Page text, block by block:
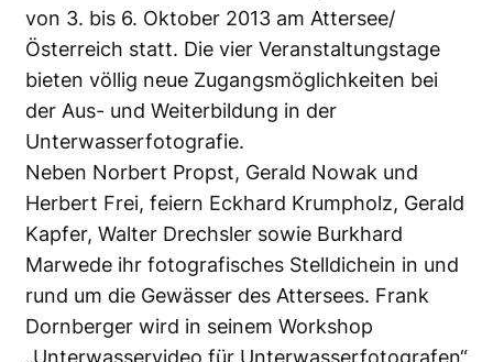
von 3. bis 6. Oktober 2013 am Attersee/
Österreich statt. Die vier Veranstaltungstage
bieten völlig neue Zugangsmöglichkeiten bei
der Aus- und Weiterbildung in der
Unterwasserfotografie.
Neben Norbert Propst, Gerald Nowak und
Herbert Frei, feiern Eckhard Krumpholz, Gerald
Kapfer, Walter Drechsler sowie Burkhard
Marwede ihr fotografisches Stelldichein in und
rund um die Gewässer des Attersees. Frank
Dornberger wird in seinem Workshop
„Unterwasservideo für Unterwasserfotografen“